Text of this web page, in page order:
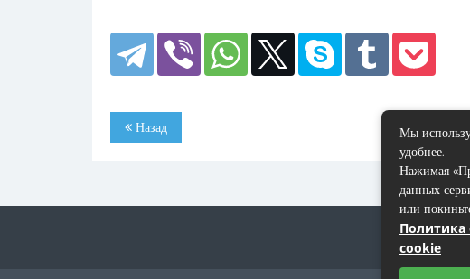
Назад
Контакты
Мы
удобнее.
Нажимая
данных
или
Политика
cookie